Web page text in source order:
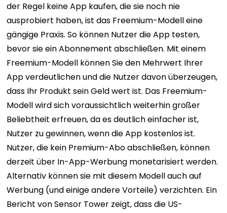
der Regel keine App kaufen, die sie noch nie
ausprobiert haben, ist das Freemium-Modell eine
gängige Praxis. So können Nutzer die App testen,
bevor sie ein Abonnement abschließen. Mit einem
Freemium-Modell können Sie den Mehrwert Ihrer
App verdeutlichen und die Nutzer davon überzeugen,
dass Ihr Produkt sein Geld wert ist. Das Freemium-
Modell wird sich voraussichtlich weiterhin großer
Beliebtheit erfreuen, da es deutlich einfacher ist,
Nutzer zu gewinnen, wenn die App kostenlos ist.
Nutzer, die kein Premium-Abo abschließen, können
derzeit über In-App-Werbung monetarisiert werden.
Alternativ können sie mit diesem Modell auch auf
Werbung (und einige andere Vorteile) verzichten. Ein
Bericht von Sensor Tower zeigt, dass die US-